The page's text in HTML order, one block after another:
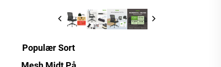
Populær Sort